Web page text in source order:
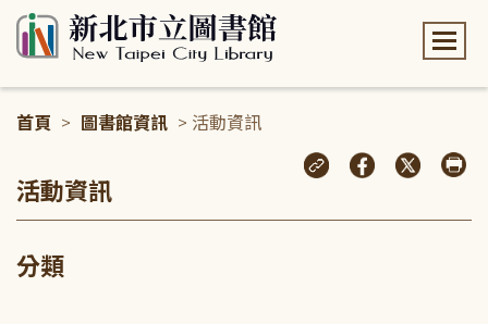
首頁 > 圖書館資訊 > 活動資訊
活動資訊
分類